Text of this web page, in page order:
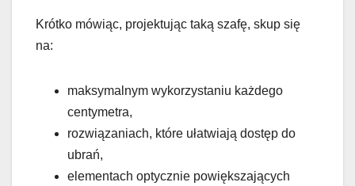
Krótko mówiąc, projektując taką szafę, skup się
na:
maksymalnym wykorzystaniu każdego
centymetra,
rozwiązaniach, które ułatwiają dostęp do
ubrań,
elementach optycznie powiększających